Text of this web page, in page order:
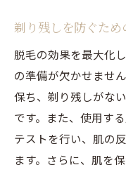
剃り残しを防ぐた
脱毛の効果を最大化
の準備が欠かせませ
保ち、剃り残しがな
です。また、使用す
テストを行い、肌の
ます。さらに、肌を